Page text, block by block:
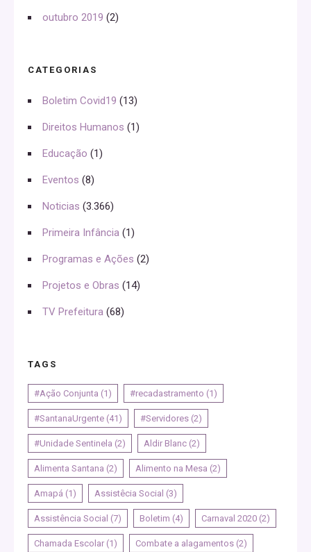
outubro 2019 (2)
CATEGORIAS
Boletim Covid19 (13)
Direitos Humanos (1)
Educação (1)
Eventos (8)
Noticias (3.366)
Primeira Infância (1)
Programas e Ações (2)
Projetos e Obras (14)
TV Prefeitura (68)
TAGS
#Ação Conjunta (1) #recadastramento (1)
#SantanaUrgente (41) #Servidores (2)
#Unidade Sentinela (2) Aldir Blanc (2)
Alimenta Santana (2) Alimento na Mesa (2)
Amapá (1) Assistêcia Social (3)
Assistência Social (7) Boletim (4) Carnaval 2020 (2)
Chamada Escolar (1) Combate a alagamentos (2)